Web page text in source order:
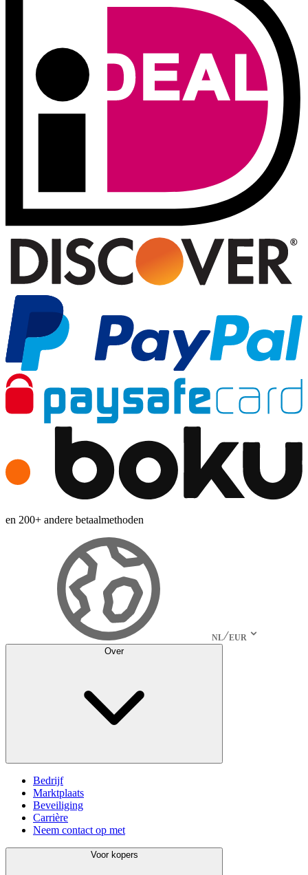
en 200+ andere betaalmethoden
NL EUR
Over
Bedrijf
Marktplaats
Beveiliging
Carrière
Neem contact op met
Voor kopers